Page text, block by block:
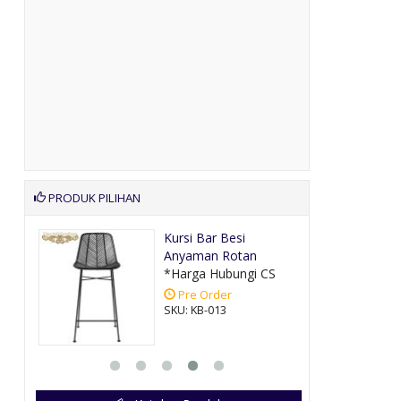
PRODUK PILIHAN
Kursi Bar Besi
Anyaman Rotan
*Harga Hubungi CS
Pre Order
SKU: KB-013